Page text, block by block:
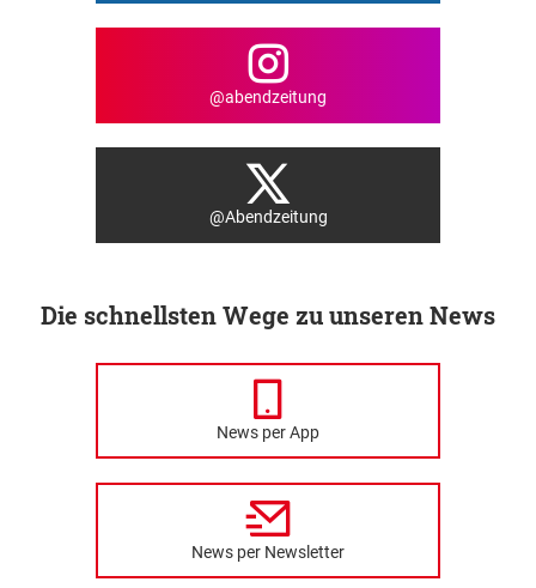
@abendzeitung
@Abendzeitung
Die schnellsten Wege zu unseren News
News per App
News per Newsletter